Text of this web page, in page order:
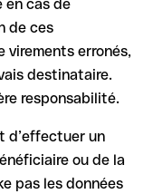
chaque IBAN
et confirmez-le
de doute. Cette
des montants
en cas de
de ces
virements erronés,
destinataire.
responsabilité.
d’effectuer un
ou de la
pas les données